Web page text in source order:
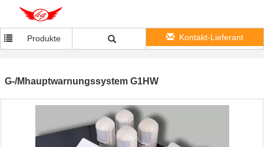
Produkte Kontakt-Lieferant
G-/Mhauptwarnungssystem G1HW